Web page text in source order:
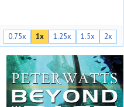
0.75x 1x 1.25x 1.5x 2x